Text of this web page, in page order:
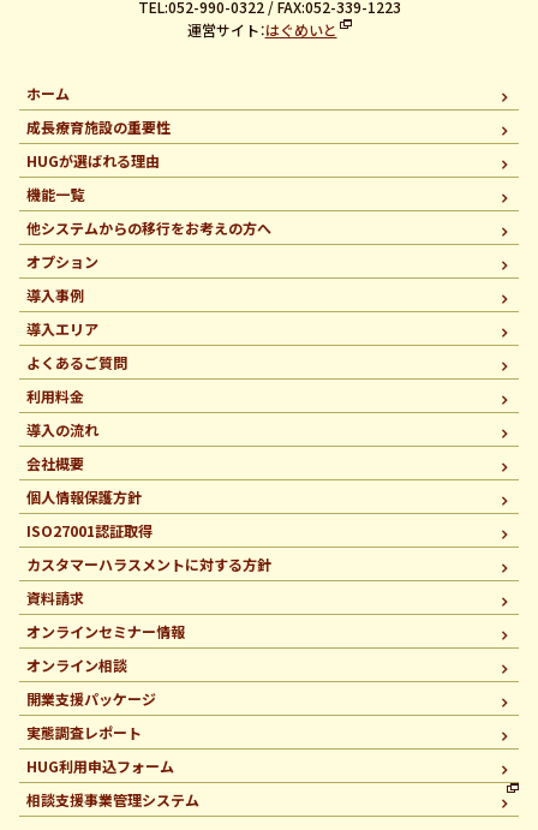
TEL:052-990-0322 / FAX:052-339-1223
運営サイト：はぐめいと
ホーム
成長療育施設の重要性
HUGが選ばれる理由
機能一覧
他システムからの移行をお考えの方へ
オプション
導入事例
導入エリア
よくあるご質問
利用料金
導入の流れ
会社概要
個人情報保護方針
ISO27001認証取得
カスタマーハラスメントに対する方針
資料請求
オンラインセミナー情報
オンライン相談
開業支援パッケージ
実態調査レポート
HUG利用申込フォーム
相談支援事業管理システム